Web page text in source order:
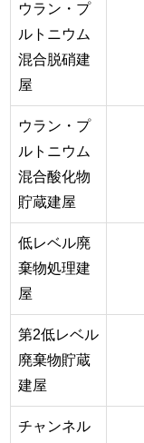
ウラン・プ
ルトニウム
混合脱硝建
屋
ウラン・プ
ルトニウム
混合酸化物
貯蔵建屋
低レベル廃
棄物処理建
屋
第2低レベル
廃棄物貯蔵
建屋
チャンネル